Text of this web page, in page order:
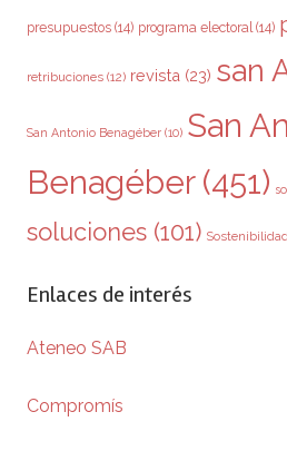
presupuestos (14) programa electoral (14)
retribuciones (12) revista (23) san
San Antonio Benagéber (10) San
Benagéber(451)
soluciones (101) Sostenibilidad
Enlaces de interés
Ateneo SAB
Compromís